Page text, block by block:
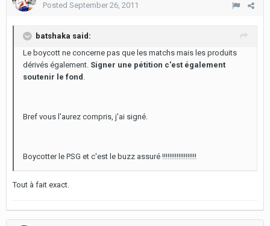
Posted September 26, 2011
batshaka said:
Le boycott ne concerne pas que les matchs mais les produits
dérivés également. Signer une pétition c'est également
soutenir le fond .
Bref vous l'aurez compris, j'ai signé.
Boycotter le PSG et c'est le buzz assuré !!!!!!!!!!!!!!!!!!!
Tout à fait exact.